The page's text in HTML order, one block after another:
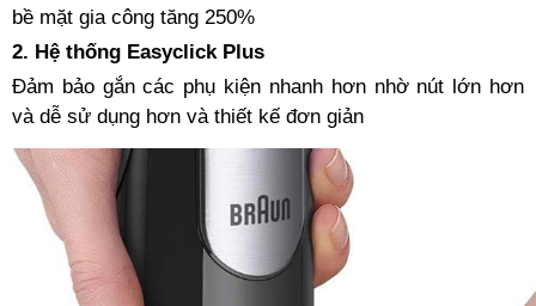
bề mặt gia công tăng 250%
2. Hệ thống Easyclick Plus
Đảm bảo gắn các phụ kiện nhanh hơn nhờ nút lớn hơn
và dễ sử dụng hơn và thiết kế đơn giản